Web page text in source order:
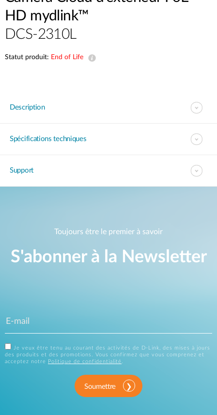
HD mydlink™
DCS-2310L
Statut produit: End of Life
Description
Spécifications techniques
Support
Toujours être le premier à savoir
S'abonner à la Newsletter
Je veux être tenu au courant des activités de D-Link, des mises à jours
des produits et des promotions. Vous confirmez que vous comprenez et
acceptez notre
Politique de confidentialité.
Soumettre